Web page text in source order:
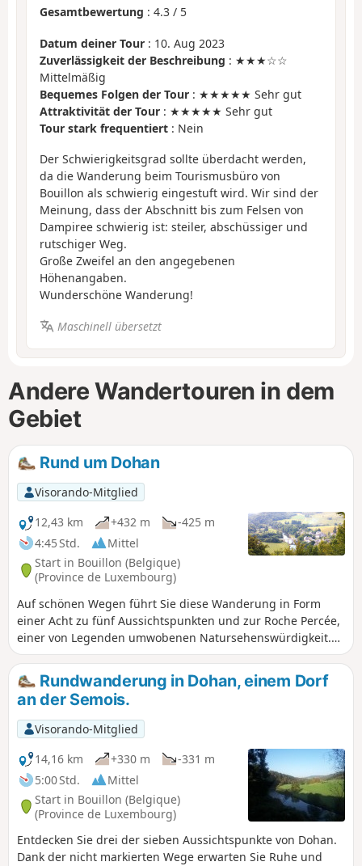
Gesamtbewertung : 4.3 / 5
Datum deiner Tour : 10. Aug 2023
Zuverlässigkeit der Beschreibung : ★★★☆☆
Mittelmäßig
Bequemes Folgen der Tour : ★★★★★ Sehr gut
Attraktivität der Tour : ★★★★★ Sehr gut
Tour stark frequentiert : Nein
Der Schwierigkeitsgrad sollte überdacht werden,
da die Wanderung beim Tourismusbüro von
Bouillon als schwierig eingestuft wird. Wir sind der
Meinung, dass der Abschnitt bis zum Felsen von
Dampiree schwierig ist: steiler, abschüssiger und
rutschiger Weg.
Große Zweifel an den angegebenen
Höhenangaben.
Wunderschöne Wanderung!
Maschinell übersetzt
Andere Wandertouren in dem
Gebiet
Rund um Dohan
Visorando-Mitglied
12,43 km
+432 m
-425 m
4:45 Std.
Mittel
Start in Bouillon (Belgique)
(Province de Luxembourg)
Auf schönen Wegen führt Sie diese Wanderung in Form
einer Acht zu fünf Aussichtspunkten und zur Roche Percée,
einer von Legenden umwobenen Natursehenswürdigkeit.
Diese Tour ist zwar als mittelschwer eingestuft, erfordert
jedoch eine gute Kondition, um die ausgeprägten
Höhenunterschiede zu bewältigen.
Rundwanderung in Dohan, einem Dorf
an der Semois.
Visorando-Mitglied
14,16 km
+330 m
-331 m
5:00 Std.
Mittel
Start in Bouillon (Belgique)
(Province de Luxembourg)
Entdecken Sie drei der sieben Aussichtspunkte von Dohan.
Dank der nicht markierten Wege erwarten Sie Ruhe und